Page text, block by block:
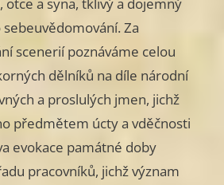
otce a syna, tklivý a dojemný
Za
scenerií poznáváme celou
dělníků na díle národní
a proslulých jmen, jichž
předmětem úcty a vděčnosti
evokace památné doby
pracovníků, jichž význam